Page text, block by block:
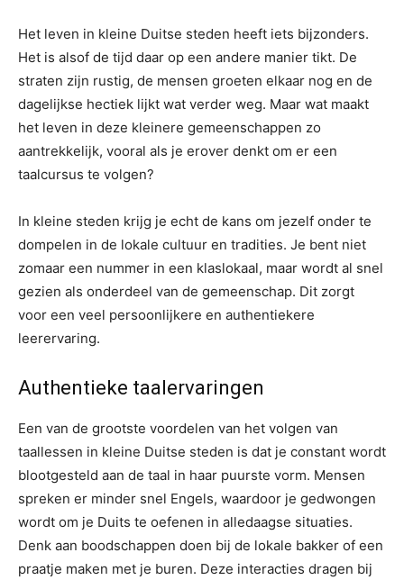
Het leven in kleine Duitse steden heeft iets bijzonders.
Het is alsof de tijd daar op een andere manier tikt. De
straten zijn rustig, de mensen groeten elkaar nog en de
dagelijkse hectiek lijkt wat verder weg. Maar wat maakt
het leven in deze kleinere gemeenschappen zo
aantrekkelijk, vooral als je erover denkt om er een
taalcursus te volgen?
In kleine steden krijg je echt de kans om jezelf onder te
dompelen in de lokale cultuur en tradities. Je bent niet
zomaar een nummer in een klaslokaal, maar wordt al snel
gezien als onderdeel van de gemeenschap. Dit zorgt
voor een veel persoonlijkere en authentiekere
leerervaring.
Authentieke taalervaringen
Een van de grootste voordelen van het volgen van
taallessen in kleine Duitse steden is dat je constant wordt
blootgesteld aan de taal in haar puurste vorm. Mensen
spreken er minder snel Engels, waardoor je gedwongen
wordt om je Duits te oefenen in alledaagse situaties.
Denk aan boodschappen doen bij de lokale bakker of een
praatje maken met je buren. Deze interacties dragen bij